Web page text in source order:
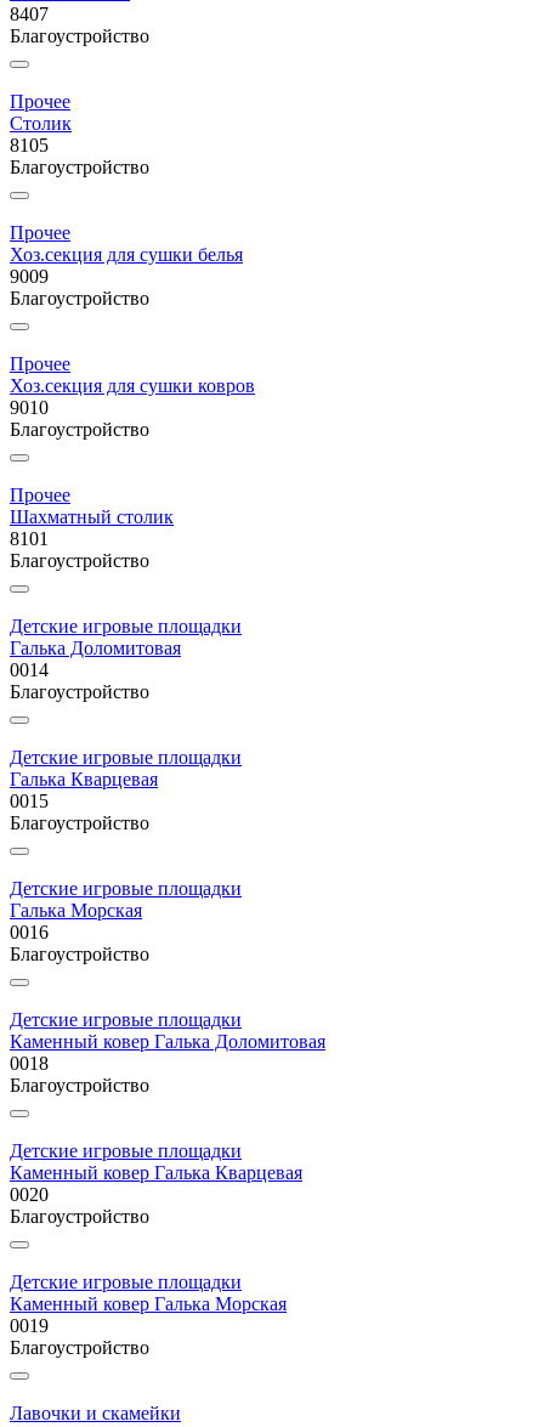
8407
Благоустройство
Прочее
Столик
8105
Благоустройство
Прочее
Хоз.секция для сушки белья
9009
Благоустройство
Прочее
Хоз.секция для сушки ковров
9010
Благоустройство
Прочее
Шахматный столик
8101
Благоустройство
Детские игровые площадки
Галька Доломитовая
0014
Благоустройство
Детские игровые площадки
Галька Кварцевая
0015
Благоустройство
Детские игровые площадки
Галька Морская
0016
Благоустройство
Детские игровые площадки
Каменный ковер Галька Доломитовая
0018
Благоустройство
Детские игровые площадки
Каменный ковер Галька Кварцевая
0020
Благоустройство
Детские игровые площадки
Каменный ковер Галька Морская
0019
Благоустройство
Лавочки и скамейки